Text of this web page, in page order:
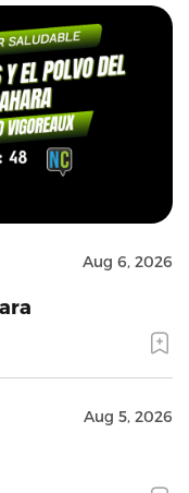
Aug 6, 2026
Aug 5, 2026